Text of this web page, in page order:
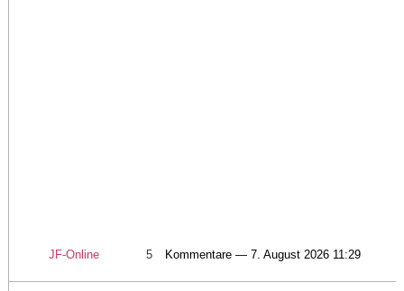
JF-Online 5 Kommentare — 7. August 2026 11:29